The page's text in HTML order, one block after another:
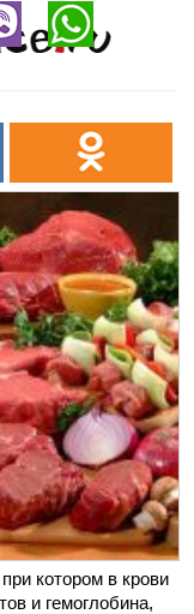
котором в крови
и гемоглобина,